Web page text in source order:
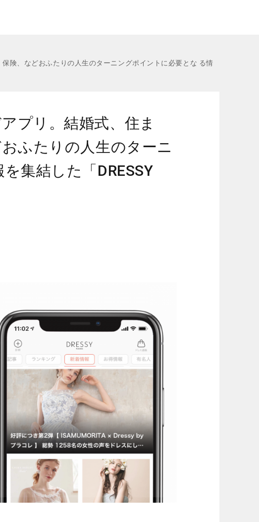
険、などおふたりの人生のターニングポイントに必要とな る情
プリ。結婚式、住ま
ふたりの人生のターニ
集結した「DRESSY